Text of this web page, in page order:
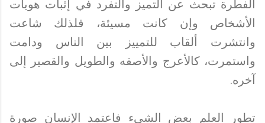
الفطرة تبحث عن التميز والتفرد في إثبات هويات
الأشخاص وإن كانت مسيئة، فلذلك شاعت
وانتشرت ألقاب للتمييز بين الناس ودامت
واستمرت، كالأعرج والأصقه والطويل والقصير إلى
آخره.
تطور العلم بعض الشيء فاعتمد الإنسان صورة